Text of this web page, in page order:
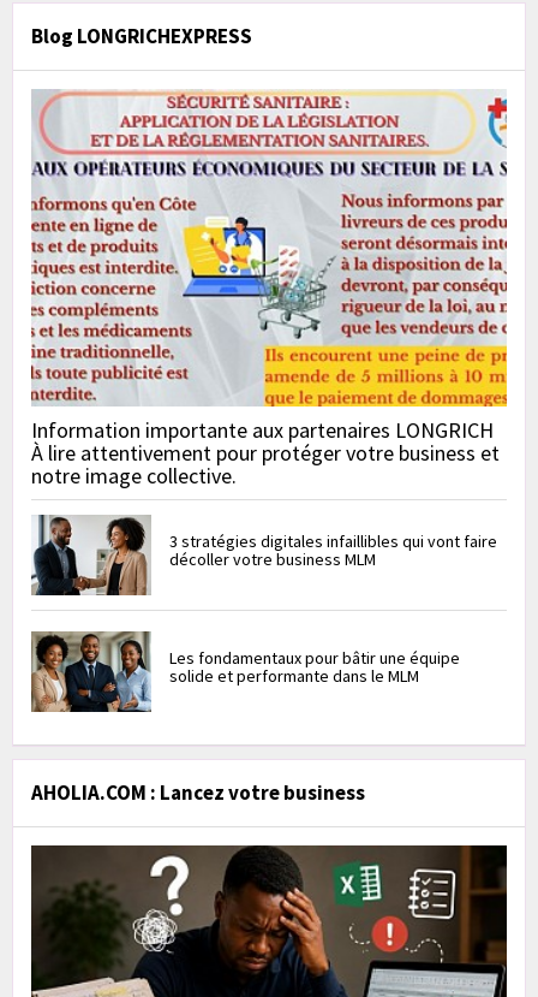
Blog LONGRICHEXPRESS
Information importante aux partenaires LONGRICH
À lire attentivement pour protéger votre business et
notre image collective.
3 stratégies digitales infaillibles qui vont faire
décoller votre business MLM
Les fondamentaux pour bâtir une équipe
solide et performante dans le MLM
AHOLIA.COM : Lancez votre business